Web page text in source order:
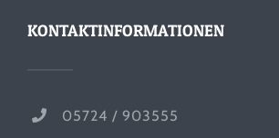
KONTAKTINFORMATIONEN
05724 / 903555